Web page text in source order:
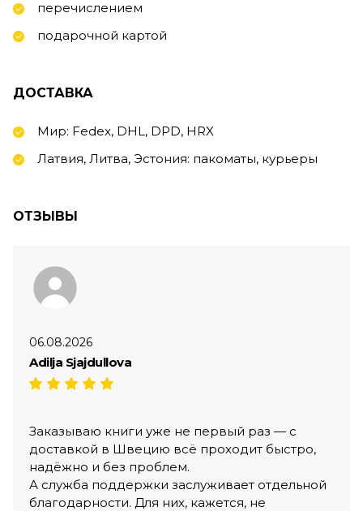
перечислением
подарочной картой
ДОСТАВКА
Мир: Fedex, DHL, DPD, HRX
Латвия, Литва, Эстония: пакоматы, курьеры
ОТЗЫВЫ
06.08.2026
Adilja Sjajdullova
Заказываю книги уже не первый раз — с
доставкой в Швецию всё проходит быстро,
надёжно и без проблем.
А служба поддержки заслуживает отдельной
благодарности. Для них, кажется, не